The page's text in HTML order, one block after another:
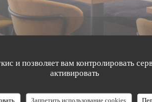
и позволяет вам контролировать
активировать
Запретить использование cookies
The Friendly Kitchen